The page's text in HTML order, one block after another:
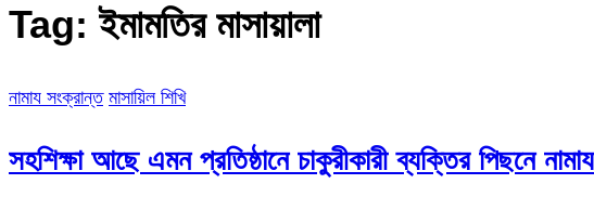
Tag:ইমামতির মাসায়ালা
নামায সংক্রান্ত মাসায়িল শিখি
সহশিক্ষা আছে এমন প্রতিষ্ঠানে চাকুরীকারী ব্যক্তির পিছনে